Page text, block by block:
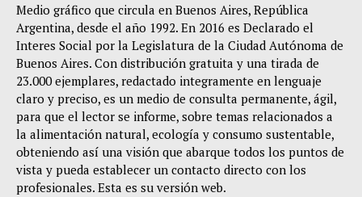
Medio gráfico que circula en Buenos Aires, República
Argentina, desde el año 1992. En 2016 es Declarado el
Interes Social por la Legislatura de la Ciudad Autónoma de
Buenos Aires. Con distribución gratuita y una tirada de
23.000 ejemplares, redactado integramente en lenguaje
claro y preciso, es un medio de consulta permanente, ágil,
para que el lector se informe, sobre temas relacionados a
la alimentación natural, ecología y consumo sustentable,
obteniendo así una visión que abarque todos los puntos de
vista y pueda establecer un contacto directo con los
profesionales. Esta es su versión web.